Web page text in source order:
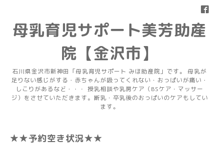
母乳育児サポート美芳助産
院【金沢市】
石川県金沢市新神田「母乳育児サポート みほ助産院」です。 母乳が
足りない感じがする・赤ちゃんが吸ってくれない・おっぱいが痛い・
しこりがあるなど・・・ 授乳相談や乳房ケア（BSケア・マッサー
ジ）をさせていただきます。断乳・卒乳後のおっぱいのケアもしてい
ます。
★★予約空き状況★★